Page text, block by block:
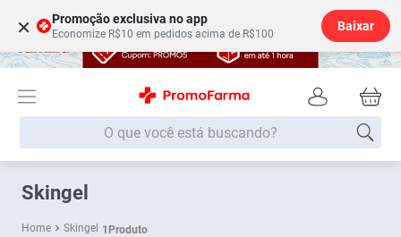
× Promoção exclusiva no app
Economize R$10 em pedidos acima de R$100
Baixar
O que você está buscando?
Skingel
Skingel 1Produto
Termos mais buscados
1 º Fralda